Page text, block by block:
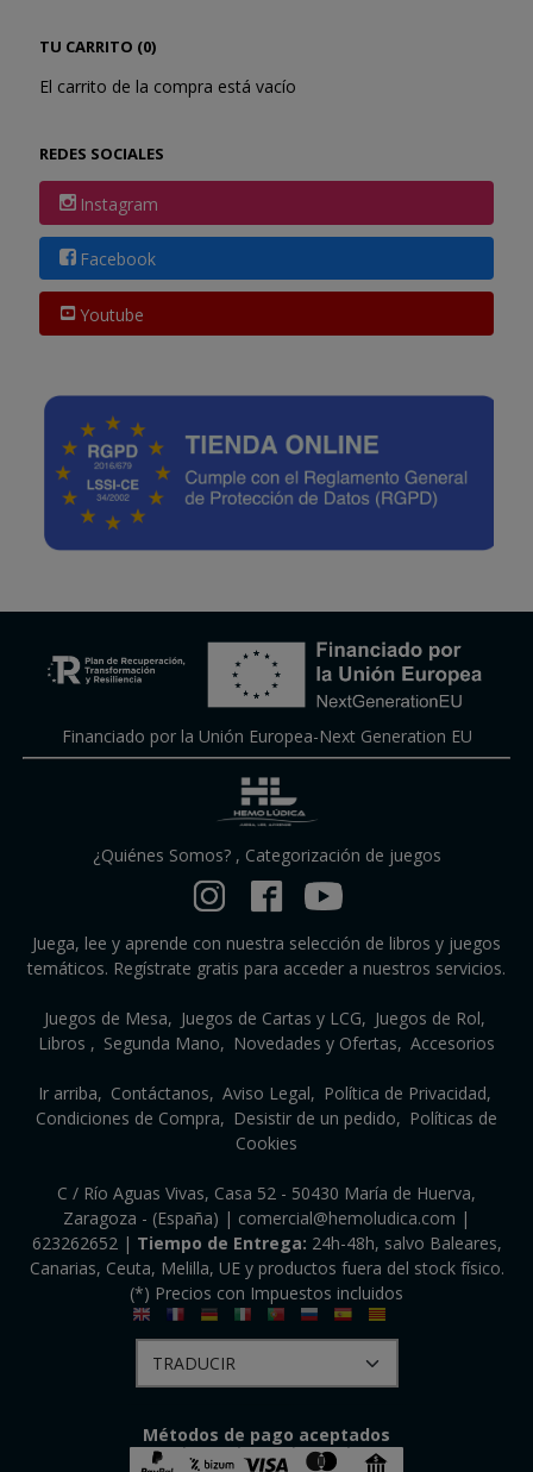
TU CARRITO (0)
El carrito de la compra está vacío
REDES SOCIALES
Instagram
Facebook
Youtube
Financiado por la Unión Europea-Next Generation EU
¿Quiénes Somos?, Categorización de juegos
Juega, lee y aprende con nuestra selección de libros y juegos
temáticos. Regístrate gratis para acceder a nuestros servicios.
Juegos de Mesa Juegos de Cartas y LCG
Juegos de Rol
Libros
Segunda Mano Novedades y Ofertas Accesorios
Ir arriba Contáctanos Aviso Legal
Política de Privacidad
Condiciones de Compra
Desistir de un pedido
Políticas de
Cookies
C / Río Aguas Vivas, Casa 52 - 50430 María de Huerva,
Zaragoza - (España) | comercial@hemoludica.com |
623262652| Tiempo de Entrega: 24h-48h, salvo Baleares,
Canarias, Ceuta, Melilla, UE y productos fuera del stock físico.
(*) Precios con Impuestos incluidos
Métodos de pago aceptados